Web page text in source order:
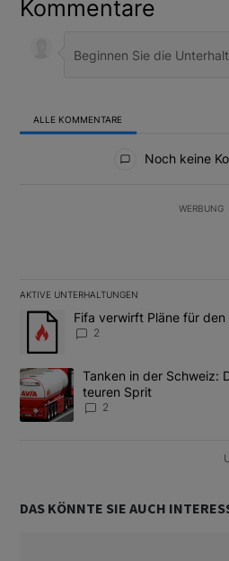
Kommentare
ALLE KOMMENTARE
Noch keine
WERBUNG
AKTIVE UNTERHALTUNGEN
Das Folgende ist eine Liste der
Ein Trendartikel mit dem Titel
Fifa verwirft Pläne für
2
Ein Trendartikel mit dem Titel
Tanken in der Schweiz:
teuren Sprit
2
DAS KÖNNTE SIE AUCH